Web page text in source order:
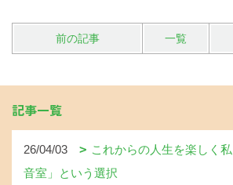
前の記事 一覧
記事一覧
26/04/03
これからの人生を楽しく
音室」という選択